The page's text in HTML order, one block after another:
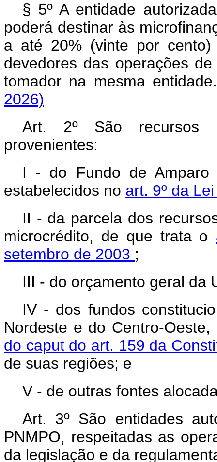
§ 5º A entidade
poderá destinar às
a até 20% (vinte por
devedores das operações
tomador na mesma entidade.
2026)
Art. 2º São recursos
provenientes:
I - do Fundo de Amparo
estabelecidos no art. 9º da
II - da parcela dos
microcrédito, de que trata o
setembro de 2003 ;
III - do orçamento geral da
IV - dos fundos
Nordeste e do Centro-
do caput do art. 159 da
de suas regiões; e
V - de outras fontes
Art. 3º São entidades
PNMPO, respeitadas as
da legislação e da